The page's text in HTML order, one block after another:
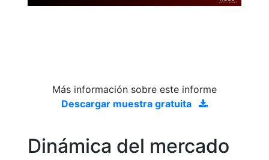
Más información sobre este informe
Descargar muestra gratuita
Dinámica del mercado